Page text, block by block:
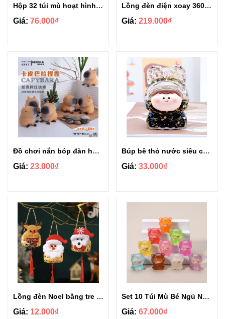
Hộp 32 túi mù hoạt hình dễ thương full box
Giá: 76.000₫
Lồng đèn điện xoay 360 độ trang trí tết size 50cm
Giá: 219.000₫
Đồ chơi nắn bóp đàn hồi Capybara dễ thương
Giá: 23.000₫
Búp bê thỏ nước siêu cute
Giá: 33.000₫
Lồng đèn Noel bằng tre mini có đèn LED phát sáng
Giá: 12.000₫
Set 10 Túi Mù Bé Ngủ Nhiều Màu Phát Sáng
Giá: 67.000₫